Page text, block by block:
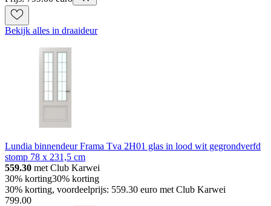
Bekijk alles in draaideur
Lundia binnendeur Frama Tva 2H01 glas in lood wit gegrondverfd
stomp 78 x 231,5 cm
559.30 met Club Karwei
30% korting30% korting
30% korting, voordeelprijs: 559.30 euro met Club Karwei
799.00